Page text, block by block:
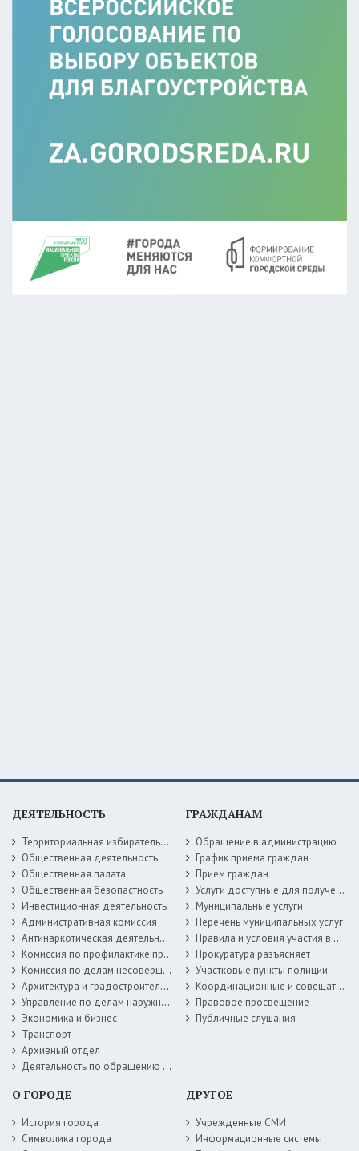
ДЕЯТЕЛЬНОСТЬ
Территориальная избирательная комиссия
Общественная деятельность
Общественная палата
Общественная безопастность
Инвестиционная деятельность
Административная комиссия
Антинаркотическая деятельность
Комиссия по профилактике правонарушений
Комиссия по делам несовершеннолетних
Архитектура и градостроительство
Управление по делам наружной рекламы
Экономика и бизнес
Транспорт
Архивный отдел
Деятельность по обращению с животными без владельцев
ГРАЖДАНАМ
Обращение в администрацию
График приема граждан
Прием граждан
Услуги доступные для получения в электронной форме
Муниципальные услуги
Перечень муниципальных услуг
Правила и условия участия в жилищных программах
Прокуратура разъясняет
Участковые пункты полиции
Координационные и совещательные органы
Правовое просвещение
Публичные слушания
О ГОРОДЕ
История города
Символика города
ДРУГОЕ
Учрежденные СМИ
Информационные системы